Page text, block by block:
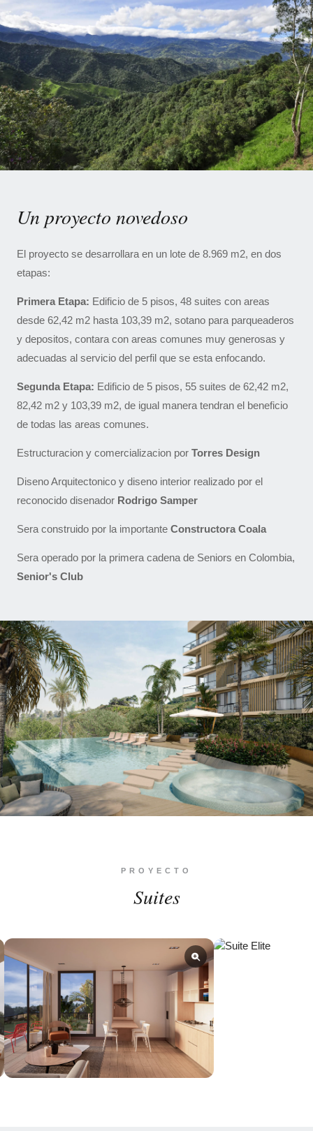
Un proyecto novedoso
El proyecto se desarrollara en un lote de 8.969 m2, en dos
etapas:
Primera Etapa: Edificio de 5 pisos, 48 suites con areas
desde 62,42 m2 hasta 103,39 m2, sotano para parqueaderos
y depositos, contara con areas comunes muy generosas y
adecuadas al servicio del perfil que se esta enfocando.
Segunda Etapa: Edificio de 5 pisos, 55 suites de 62,42 m2,
82,42 m2 y 103,39 m2, de igual manera tendran el beneficio
de todas las areas comunes.
Estructuracion y comercializacion por Torres Design
Diseno Arquitectonico y diseno interior realizado por el
reconocido disenador Rodrigo Samper
Sera construido por la importante Constructora Coala
Sera operado por la primera cadena de Seniors en Colombia,
Senior's Club
PROYECTO
Suites